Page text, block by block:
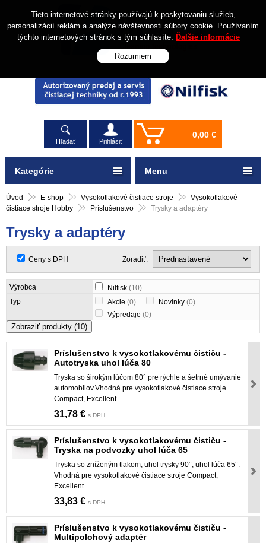
Hľadať Prihlásiť
0,00 €
Úvod E-shop Vysokotlakové čistiace stroje
Vysokotlakové
čistiace stroje Hobby
Príslušenstvo Trysky a adaptéry
Trysky a adaptéry
Ceny s DPH Zoradiť:
Výrobca Nilfisk (10)
Typ
Akcie (0) Novinky (0)
Výpredaje (0)
Zobraziť produkty (10)
Príslušenstvo k vysokotlakovému čističu -
Autotryska uhol lúča 80
Tryska so širokým lúčom 80° pre rýchle a šetrné umývanie
automobilov.Vhodná pre vysokotlakové čistiace stroje
Compact, Excellent.
31,78 € s DPH
Príslušenstvo k vysokotlakovému čističu -
Tryska na podvozky uhol lúča 65
Tryska so zníženým tlakom, uhol trysky 90°, uhol lúča 65°.
Vhodná pre vysokotlakové čistiace stroje Compact,
Excellent.
33,83 € s DPH
Príslušenstvo k vysokotlakovému čističu -
Multipolohový adaptér
Kategórie Menu
Tieto internetové stránky používajú k poskytovaniu služieb,
personalizácií reklám a analýze návštevnosti súbory cookie. Používaním
týchto internetových stránok s tým súhlasíte. Ďalšie informácie
Rozumiem